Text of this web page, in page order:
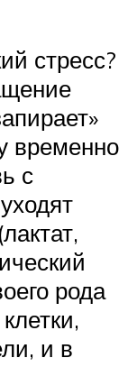
стресс?
временно
с
рода
и в